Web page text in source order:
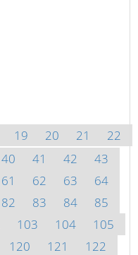
19 20 21
22
40 41 42
43
61 62 63
64
82 83 84
85
103 104
105
120 121
122